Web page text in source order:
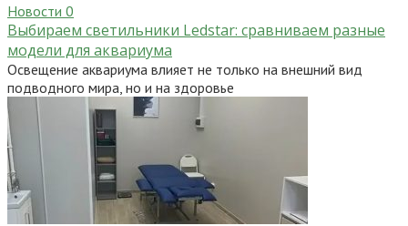
Новости 0
Выбираем светильники Ledstar: сравниваем разные
модели для аквариума
Освещение аквариума влияет не только на внешний вид
подводного мира, но и на здоровье